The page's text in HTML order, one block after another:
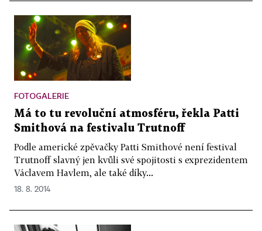
FOTOGALERIE
Má to tu revoluční atmosféru, řekla Patti
Smithová na festivalu Trutnoff
Podle americké zpěvačky Patti Smithové není festival
Trutnoff slavný jen kvůli své spojitosti s exprezidentem
Václavem Havlem, ale také díky...
18. 8. 2014